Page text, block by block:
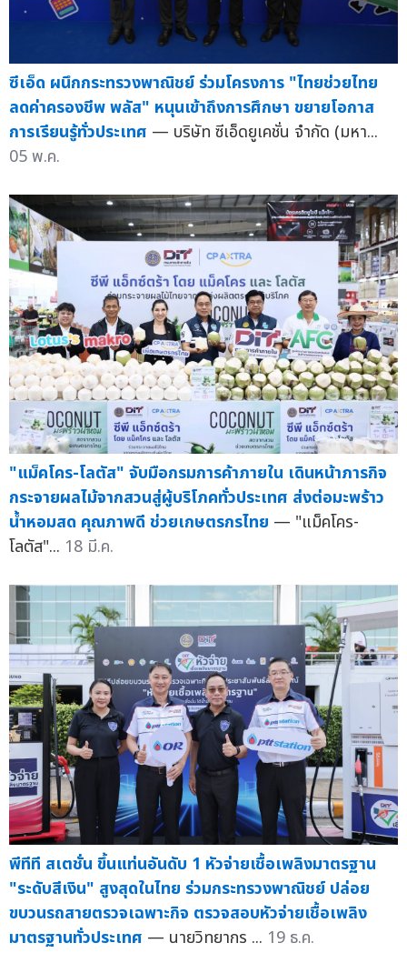
ซีเอ็ด ผนึกกระทรวงพาณิชย์ ร่วมโครงการ "ไทยช่วยไทย
ลดค่าครองชีพ พลัส" หนุนเข้าถึงการศึกษา ขยายโอกาส
การเรียนรู้ทั่วประเทศ — บริษัท ซีเอ็ดยูเคชั่น จำกัด (มหา...
05 พ.ค.
"แม็คโคร-โลตัส" จับมือกรมการค้าภายใน เดินหน้าภารกิจ
กระจายผลไม้จากสวนสู่ผู้บริโภคทั่วประเทศ ส่งต่อมะพร้าว
น้ำหอมสด คุณภาพดี ช่วยเกษตรกรไทย — "แม็คโคร-
โลตัส"... 18 มี.ค.
พีทีที สเตชั่น ขึ้นแท่นอันดับ 1 หัวจ่ายเชื้อเพลิงมาตรฐาน
"ระดับสีเงิน" สูงสุดในไทย ร่วมกระทรวงพาณิชย์ ปล่อย
ขบวนรถสายตรวจเฉพาะกิจ ตรวจสอบหัวจ่ายเชื้อเพลิง
มาตรฐานทั่วประเทศ — นายวิทยากร ... 19 ธ.ค.